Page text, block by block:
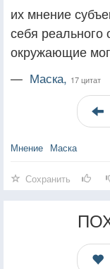
их мнение
себя
окружающие
— Маска, 17 цитат
Мнение Маска
Сохранить